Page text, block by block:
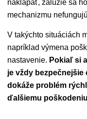
naklápať, žalúzie sa
mechanizmu
V takýchto situáciách
napríklad výmena
nastavenie. Pokiaľ si
je vždy
dokáže problém
ďalšiemu